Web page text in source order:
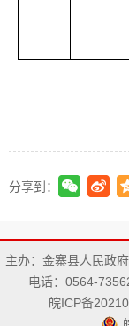
分享到：
主办：金寨县人民政
电话：0564-
皖ICP备